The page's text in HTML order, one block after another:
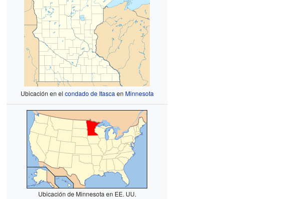
Ubicación en el condado de Itasca en Minnesota
Ubicación de Minnesota en EE. UU.